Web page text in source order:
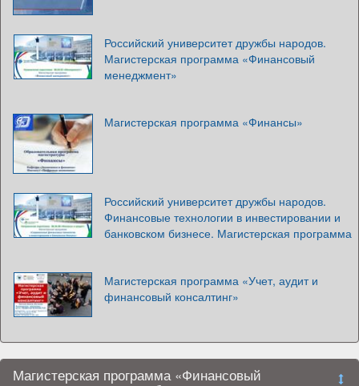
Российский университет дружбы народов.
Магистерская программа «Финансовый
менеджмент»
Магистерская программа «Финансы»
Российский университет дружбы народов.
Финансовые технологии в инвестировании и
банковском бизнесе. Магистерская программа
Магистерская программа «Учет, аудит и
финансовый консалтинг»
Магистерская программа «Финансовый